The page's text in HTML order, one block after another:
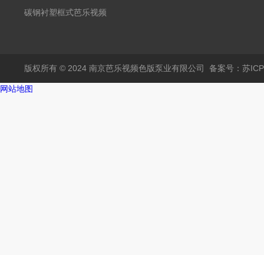
碳钢衬塑框式芭乐视频
版权所有 © 2024 南京芭乐视频色版泵业有限公司 备案号：
网站地图